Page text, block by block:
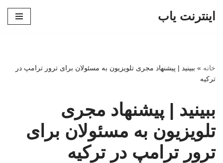
اینترنت یاب
خانه » ببینید | پیشنهاد مجری تلویزیون به مسئولان برای ترور ترامپ در
ترکیه
ببینید | پیشنهاد مجری
تلویزیون به مسئولان برای
ترور ترامپ در ترکیه